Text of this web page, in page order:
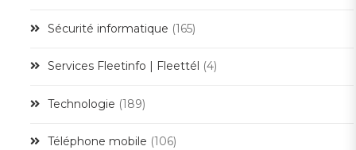
Sécurité informatique (165)
Services Fleetinfo | Fleettél (4)
Technologie (189)
Téléphone mobile (106)